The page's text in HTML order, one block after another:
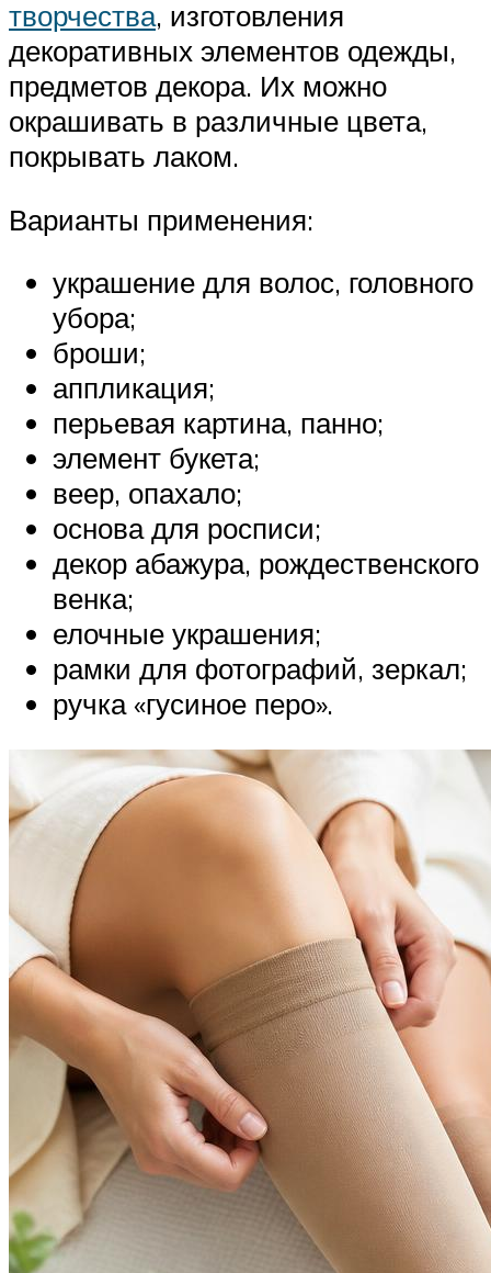
творчества, изготовления
декоративных элементов одежды,
предметов декора. Их можно
окрашивать в различные цвета,
покрывать лаком.
Варианты применения:
украшение для волос, головного
убора;
броши;
аппликация;
перьевая картина, панно;
элемент букета;
веер, опахало;
основа для росписи;
декор абажура, рождественского
венка;
елочные украшения;
рамки для фотографий, зеркал;
ручка «гусиное перо».